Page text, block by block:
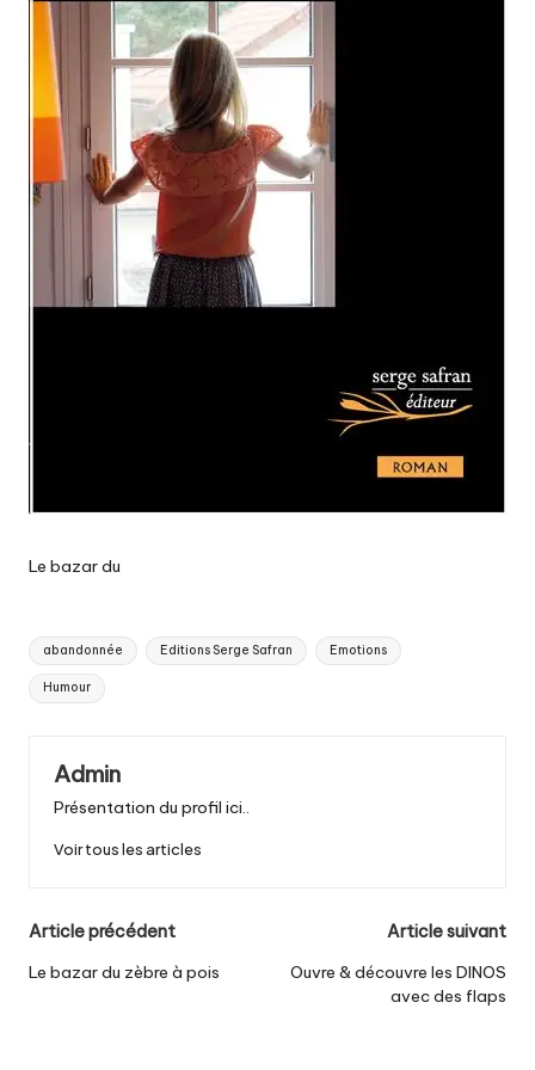
Le bazar du
Tags:
abandonnée Editions Serge Safran Emotions
Humour
Admin
Présentation du profil ici..
Voir tous les articles
Post
navigation
Article précédent
Le bazar du zèbre à pois
Article suivant
Ouvre & découvre les DINOS
avec des flaps